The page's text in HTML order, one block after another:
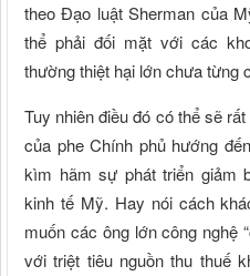
theo Đạo luật Sherman của
thể phải đối mặt với các
thường thiệt hại lớn chưa từng
Tuy nhiên điều đó có thể sẽ
của phe Chính phủ hướng
kìm hãm sự phát triển giảm
kinh tế Mỹ. Hay nói cách
muốn các ông lớn công nghệ
với triệt tiêu nguồn thu thuế